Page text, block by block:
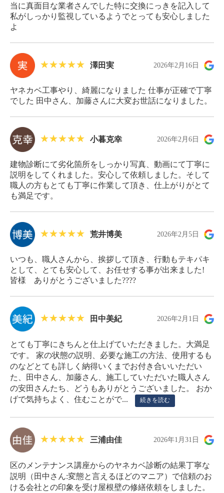
当に真面目な業者さんでした特に交換にっきを記入して
私がしっかり監視しているようでとっても安心しました
よ
澤田実 2026年2月16日
ヤネカベ工事やり、綺麗になりました 仕事が正確で丁寧
でした 田中さん、加藤さんに大変お世話になりました。
小暮克幸 2026年2月6日
建物診断にて劣化箇所をしっかり写真、動画にて丁寧に
説明をしてくれました。安心して依頼しました。そして
職人の方もとても丁寧に作業して頂き、仕上がりがとて
も満足です。
荒井博美 2026年2月5日
いつも、職人さんから、挨拶して頂き、行動もテキパキ
として、とても安心して、お任せする事が出来ました!
皆様 ありがとうございました????
田中美紀 2026年2月1日
とても丁寧にきちんと仕上げていただきました。大満足
です。 家の状態の説明、必要な施工の方法、使用するも
のなどとても詳しく納得いくまでお付き合いいただい
た、田中さん、加藤さん、施工していただいた職人さん
の安田さんたち、どうもありがとうございました。 おか
げで気持ちよく、住むことがで...
続きを読む
三浦由佳 2026年1月31日
区のメンテナンス講座からのヤネカベ診断の結果丁寧な
説明（田中さん:変態と言えるほどのマニア）で信頼のお
ける会社との印象を受け屋根壁の修繕依頼をしました。